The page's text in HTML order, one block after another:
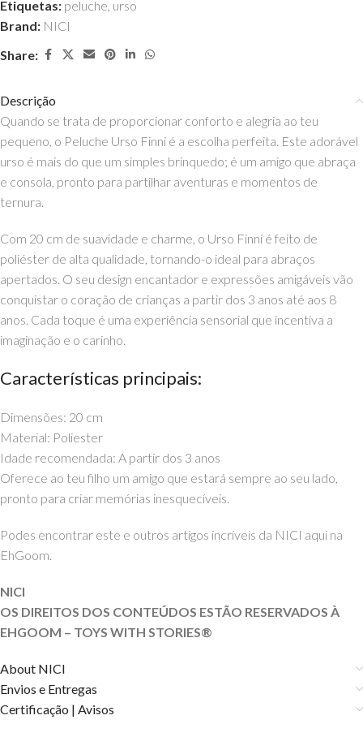
Etiquetas: peluche, urso
Brand: NICI
Share:
Descrição
Quando se trata de proporcionar conforto e alegria ao teu
pequeno, o Peluche Urso Finni é a escolha perfeita. Este adorável
urso é mais do que um simples brinquedo; é um amigo que abraça
e consola, pronto para partilhar aventuras e momentos de
ternura.
Com 20 cm de suavidade e charme, o Urso Finni é feito de
poliéster de alta qualidade, tornando-o ideal para abraços
apertados. O seu design encantador e expressões amigáveis vão
conquistar o coração de crianças a partir dos 3 anos até aos 8
anos. Cada toque é uma experiência sensorial que incentiva a
imaginação e o carinho.
Características principais:
Dimensões: 20 cm
Material: Poliester
Idade recomendada: A partir dos 3 anos
Oferece ao teu filho um amigo que estará sempre ao seu lado,
pronto para criar memórias inesquecíveis.
Podes encontrar este e outros artigos incríveis da NICI aqui na
EhGoom.
NICI
OS DIREITOS DOS CONTEÚDOS ESTÃO RESERVADOS À
EHGOOM – TOYS WITH STORIES®️
About NICI
Envios e Entregas
Certificação | Avisos